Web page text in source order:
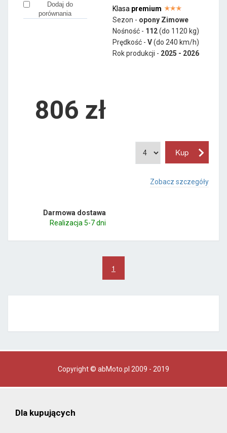
Dodaj do
porównania
Klasa premium
Sezon - opony Zimowe
Nośność - 112(do 1120 kg)
Prędkość - V(do 240 km/h)
Rok produkcji - 2025 - 2026
806 zł
Zobacz szczegóły
Darmowa dostawa
Realizacja 5-7 dni
1
Copyright © abMoto.pl 2009 - 2019
Dla kupujących